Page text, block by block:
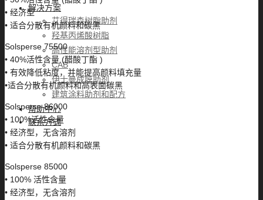
解决方案
艾得瑞森树脂助剂
羟基丙烯酸树脂
高性能溶剂型助剂
CAB
伊士曼成膜助剂
建筑涂料助剂和配方
帮助中心
联系方式
• 经济型
• 适合分散有机颜料和碳黑
Solsperse 75500
• 40%活性含量 (醋酸丁酯 )
• 有效降低粘度，并能提高颜料填充量
•适合分散有机颜料和高表面碳黑
Solsperse 86000
• 100%活性含量
• 经济型，无含溶剂
• 适合分散有机颜料和碳黑
Solsperse 85000
• 100% 活性含量
• 经济型，无含溶剂